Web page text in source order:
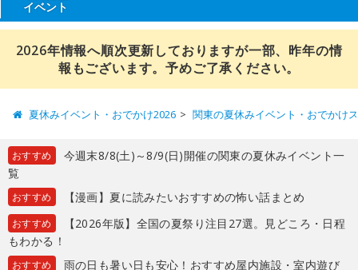
イベント
2026年情報へ順次更新しておりますが一部、昨年の情
報もございます。予めご了承ください。
夏休みイベント・おでかけ2026 関東の夏休みイベント・おでかけ
おすすめ
今週末8/8(土)～8/9(日)開催の関東の夏休みイベント一
覧
おすすめ 【漫画】夏に読みたいおすすめの怖い話まとめ
おすすめ
【2026年版】全国の夏祭り注目27選。見どころ・日程
もわかる！
おすすめ
雨の日も暑い日も安心！おすすめ屋内施設・室内遊び